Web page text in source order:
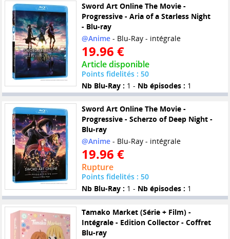
Sword Art Online The Movie -
Progressive - Aria of a Starless Night
- Blu-ray
@Anime- Blu-Ray - intégrale
19.96 €
Article disponible
Points fidelités : 50
Nb Blu-Ray : 1 - Nb épisodes : 1
Sword Art Online The Movie -
Progressive - Scherzo of Deep Night -
Blu-ray
@Anime- Blu-Ray - intégrale
19.96 €
Rupture
Points fidelités : 50
Nb Blu-Ray : 1 - Nb épisodes : 1
Tamako Market (Série + Film) -
Intégrale - Edition Collector - Coffret
Blu-ray